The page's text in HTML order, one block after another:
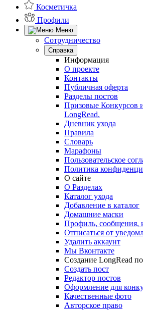
Косметичка
Профили
Меню
Сотрудничество
Справка
Информация
О проекте
Контакты
Публичная оферта
Разделы постов
Призовые Конкурсов
LongRead.
Дневник ухода
Правила
Словарь
Марафоны
Пользовательское
Политика
О сайте
О Разделах
Каталог ухода
Добавление в каталог
Домашние маски
Профиль, сообщения,
Отписаться от
Удалить аккаунт
Мы Вконтакте
Создание LongRead
Создать пост
Редактор постов
Оформление для
Качественные фото
Авторское право